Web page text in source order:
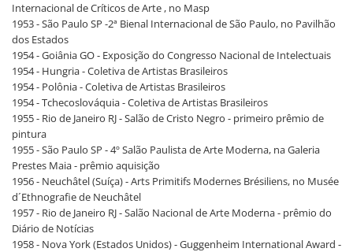
Internacional de Críticos de Arte , no Masp
1953 - São Paulo SP -2ª Bienal Internacional de São Paulo, no Pavilhão
dos Estados
1954 - Goiânia GO - Exposição do Congresso Nacional de Intelectuais
1954 - Hungria - Coletiva de Artistas Brasileiros
1954 - Polônia - Coletiva de Artistas Brasileiros
1954 - Tchecoslováquia - Coletiva de Artistas Brasileiros
1955 - Rio de Janeiro RJ - Salão de Cristo Negro - primeiro prêmio de
pintura
1955 - São Paulo SP - 4º Salão Paulista de Arte Moderna, na Galeria
Prestes Maia - prêmio aquisição
1956 - Neuchâtel (Suíça) - Arts Primitifs Modernes Brésiliens, no Musée
d´Ethnografie de Neuchâtel
1957 - Rio de Janeiro RJ - Salão Nacional de Arte Moderna - prêmio do
Diário de Notícias
1958 - Nova York (Estados Unidos) - Guggenheim International Award -